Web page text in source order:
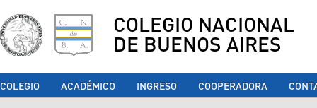
COLEGIO NACIONAL
DE BUENOS AIRES
COLEGIO ACADÉMICO INGRESO COOPERADORA